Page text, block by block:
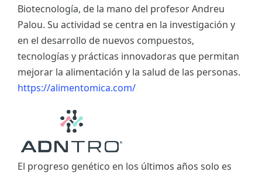
Biotecnología, de la mano del profesor Andreu
Palou. Su actividad se centra en la investigación y
en el desarrollo de nuevos compuestos,
tecnologías y prácticas innovadoras que permitan
mejorar la alimentación y la salud de las personas.
https://alimentomica.com/
El progreso genético en los últimos años solo es